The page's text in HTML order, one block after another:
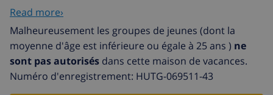
Watamula est une villa indépendante avec piscine
privée.
Entrée: vous trouverez la:
salle de séjour
Read more›
Malheureusement les groupes de jeunes (dont la
moyenne d'âge est inférieure ou égale à 25 ans ) ne
sont pas autorisés dans cette maison de vacances.
Numéro d'enregistrement: HUTG-069511-43